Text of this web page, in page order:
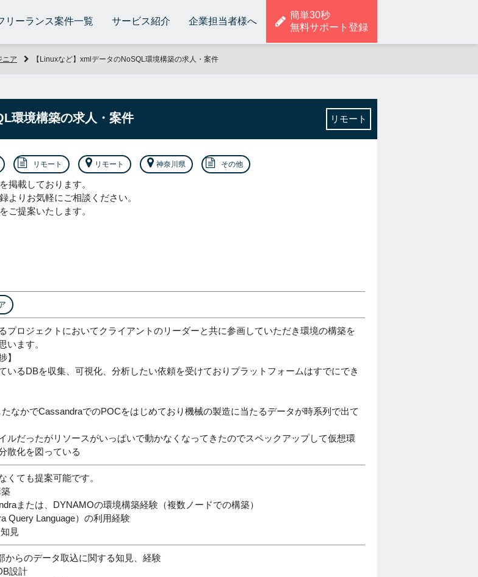
リーランス案件一覧 サービス紹介 企業担当者様へ
簡単30秒
無料サポート登録
ニア 【Linuxなど】xmlデータのNoSQL環境構築の求人・案件
環境構築の求人・案件 リモート
リモート リモート 神奈川県 その他
掲載しております。
りお気軽にご相談ください。
ご提案いたします。
プロジェクトにおいてクライアントのリーダーと共に参画していただき環境の構築を
います。
】
いるDBを収集、可視化、分析したい依頼を受けておりプラットフォームはすでにでき
たなかでCassandraでのPOCをはじめており機械の製造に当たるデータが時系列で出て
ルだったがリソースがいっぱいで動かなくなってきたのでスペックアップして仮想環
散化を図っている
くても提案可能です。
または、DYNAMOの環境構築経験（複数ノードでの構築）
Query Language）の利用経験
見
からのデータ取込に関する知見、経験
設計